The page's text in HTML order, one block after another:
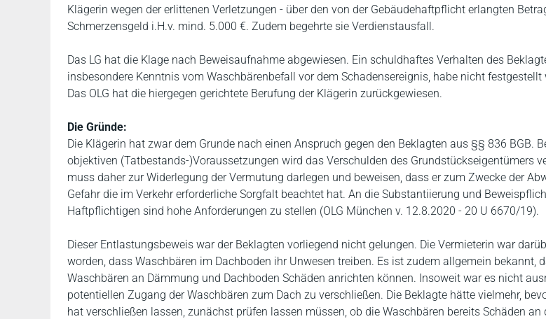
Klägerin wegen der erlittenen Verletzungen - über den von der Gebäudehaftpflicht erlangten
Schmerzensgeld i.H.v. mind. 5.000 €. Zudem begehrte sie Verdienstausfall.
Das LG hat die Klage nach Beweisaufnahme abgewiesen. Ein schuldhaftes Verhalten des
insbesondere Kenntnis vom Waschbärenbefall vor dem Schadensereignis, habe nicht festgestellt
Das OLG hat die hiergegen gerichtete Berufung der Klägerin zurückgewiesen.
Die Gründe:
Die Klägerin hat zwar dem Grunde nach einen Anspruch gegen den Beklagten aus §§ 836 BGB.
objektiven (Tatbestands-)Voraussetzungen wird das Verschulden des Grundstückseigentümers
muss daher zur Widerlegung der Vermutung darlegen und beweisen, dass er zum Zwecke der
Gefahr die im Verkehr erforderliche Sorgfalt beachtet hat. An die Substantiierung und
Haftpflichtigen sind hohe Anforderungen zu stellen (OLG München v. 12.8.2020 - 20 U 6670/19).
Dieser Entlastungsbeweis war der Beklagten vorliegend nicht gelungen. Die Vermieterin war
worden, dass Waschbären im Dachboden ihr Unwesen treiben. Es ist zudem allgemein bekannt,
Waschbären an Dämmung und Dachboden Schäden anrichten können. Insoweit war es nicht
potentiellen Zugang der Waschbären zum Dach zu verschließen. Die Beklagte hätte vielmehr,
hat verschließen lassen, zunächst prüfen lassen müssen, ob die Waschbären bereits Schäden an